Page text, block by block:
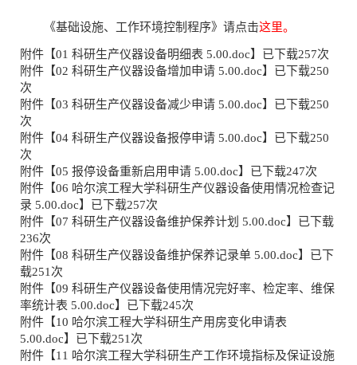
《基础设施、工作环境控制程序》请点击这里。
附件【01 科研生产仪器设备明细表 5.00.doc】已下载257次
附件【02 科研生产仪器设备增加申请 5.00.doc】已下载250
次
附件【03 科研生产仪器设备减少申请 5.00.doc】已下载250
次
附件【04 科研生产仪器设备报停申请 5.00.doc】已下载250
次
附件【05 报停设备重新启用申请 5.00.doc】已下载247次
附件【06 哈尔滨工程大学科研生产仪器设备使用情况检查记
录 5.00.doc】已下载257次
附件【07 科研生产仪器设备维护保养计划 5.00.doc】已下载
236次
附件【08 科研生产仪器设备维护保养记录单 5.00.doc】已下
载251次
附件【09 科研生产仪器设备使用情况完好率、检定率、维保
率统计表 5.00.doc】已下载245次
附件【10 哈尔滨工程大学科研生产用房变化申请表
5.00.doc】已下载251次
附件【11 哈尔滨工程大学科研生产工作环境指标及保证设施